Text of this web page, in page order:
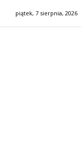
piątek, 7 sierpnia, 2026